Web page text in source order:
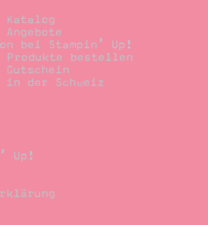
Katalog
bei Stampin’ Up!
Produkte bestellen
Gutschein
in der Schweiz
Up!